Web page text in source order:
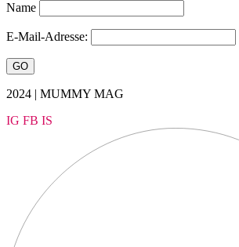
Name
E-Mail-Adresse:
2024 | MUMMY MAG
IG FB IS